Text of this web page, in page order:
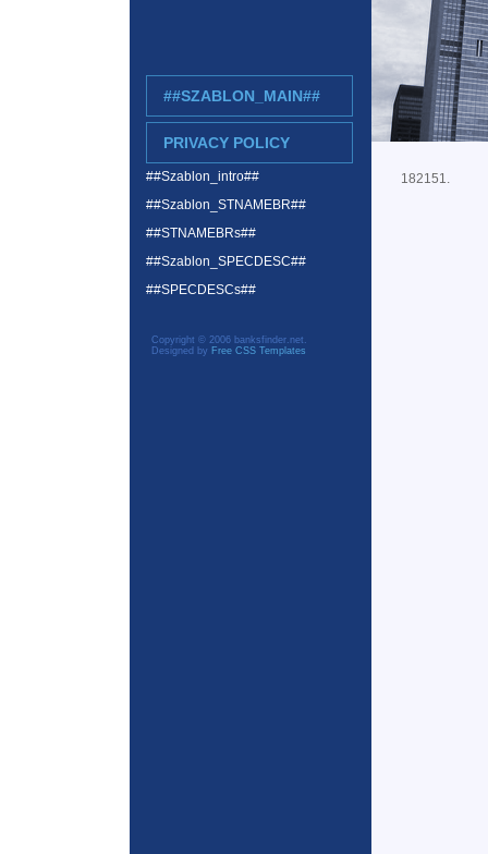
##SZABLON_MAIN##
PRIVACY POLICY
##Szablon_intro##
##Szablon_STNAMEBR##
##STNAMEBRs##
##Szablon_SPECDESC##
##SPECDESCs##
Copyright © 2006 banksfinder.net.
Designed by Free CSS Templates
182151.